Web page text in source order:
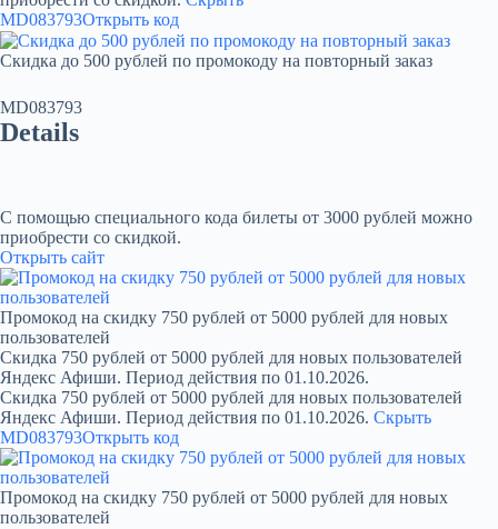
MD083793Открыть код
Скидка до 500 рублей по промокоду на повторный заказ
MD083793
Details
С помощью специального кода билеты от 3000 рублей можно
приобрести со скидкой.
Открыть сайт
Промокод на скидку 750 рублей от 5000 рублей для новых
пользователей
Скидка 750 рублей от 5000 рублей для новых пользователей
Яндекс Афиши. Период действия по 01.10.2026.
Скидка 750 рублей от 5000 рублей для новых пользователей
Яндекс Афиши. Период действия по 01.10.2026. Скрыть
MD083793Открыть код
Промокод на скидку 750 рублей от 5000 рублей для новых
пользователей